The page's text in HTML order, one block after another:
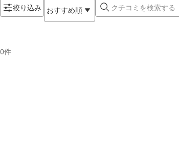
絞り込み おすすめ順
0件